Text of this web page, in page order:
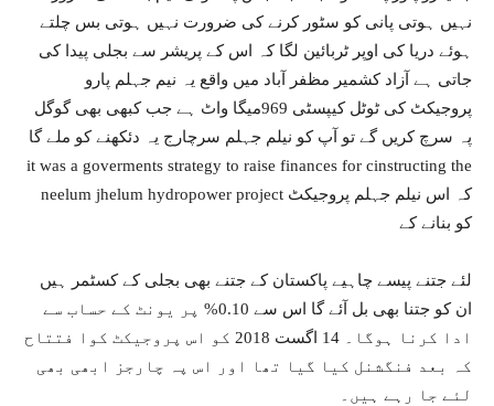
نہیں ہوتی پانی کو سٹور کرنے کی ضرورت نہیں ہوتی بس چلتے
ہوئے دریا کی اوپر ٹربائین لگا کہ اس کے پریشر سے بجلی پیدا کی
جاتی ہے آزاد کشمیر مظفر آباد میں واقع یہ نیم جہلم پارو
پروجیکٹ کی ٹوٹل کیپسٹی 969میگا واٹ ہے جب کبھی بھی گوگل
پہ سرچ کریں گے تو آپ کو نیلم جہلم سرچارج یہ دئکھنے کو ملے گا
it was a goverments strategy to raise finances for cinstructing the
neelum jhelum hydropower project کہ اس نیلم جہلم پروجیکٹ
کو بنانے کے
لئے جتنے پیسے چاہیے پاکستان کے جتنے بھی بجلی کے کسٹمر ہیں
ان کو جتنا بھی بل آئے گا اس سے 0.10% پر یونٹ کے حساب سے
ادا کرنا ہوگا۔ 14 اگست 2018 کو اس پروجیکٹ کوا فتتاح
کہ بعد فنگشنل کیا گیا تھا اور اس پہ چارجز ابھی بھی
لئے جا رہے ہیں۔